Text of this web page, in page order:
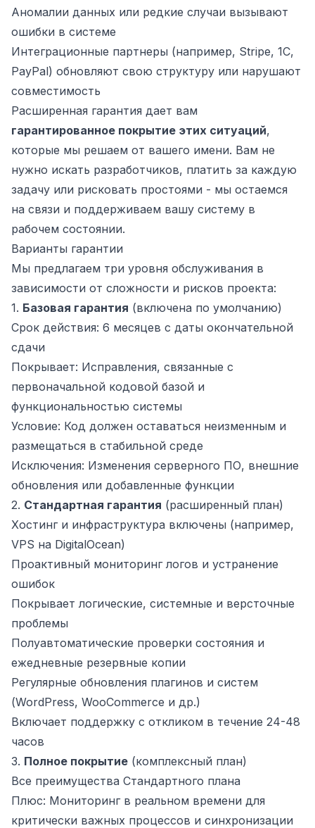
Аномалии данных или редкие случаи вызывают
ошибки в системе
Интеграционные партнеры (например, Stripe, 1С,
PayPal) обновляют свою структуру или нарушают
совместимость
Расширенная гарантия дает вам
гарантированное покрытие этих ситуаций,
которые мы решаем от вашего имени. Вам не
нужно искать разработчиков, платить за каждую
задачу или рисковать простоями - мы остаемся
на связи и поддерживаем вашу систему в
рабочем состоянии.
Варианты гарантии
Мы предлагаем три уровня обслуживания в
зависимости от сложности и рисков проекта:
1. Базовая гарантия (включена по умолчанию)
Срок действия: 6 месяцев с даты окончательной
сдачи
Покрывает: Исправления, связанные с
первоначальной кодовой базой и
функциональностью системы
Условие: Код должен оставаться неизменным и
размещаться в стабильной среде
Исключения: Изменения серверного ПО, внешние
обновления или добавленные функции
2. Стандартная гарантия (расширенный план)
Хостинг и инфраструктура включены (например,
VPS на DigitalOcean)
Проактивный мониторинг логов и устранение
ошибок
Покрывает логические, системные и версточные
проблемы
Полуавтоматические проверки состояния и
ежедневные резервные копии
Регулярные обновления плагинов и систем
(WordPress, WooCommerce и др.)
Включает поддержку с откликом в течение 24-48
часов
3. Полное покрытие (комплексный план)
Все преимущества Стандартного плана
Плюс: Мониторинг в реальном времени для
критически важных процессов и синхронизации